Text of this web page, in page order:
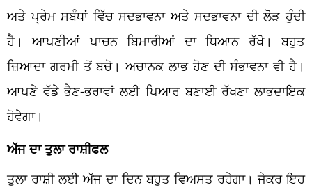
ਅਤੇ ਪ੍ਰੇਮ ਸਬੰਧਾਂ ਵਿੱਚ ਸਦਭਾਵਨਾ ਅਤੇ ਸਦਭਾਵਨਾ ਦੀ ਲੋੜ ਹੁੰਦੀ
ਹੈ। ਆਪਣੀਆਂ ਪਾਚਨ ਬਿਮਾਰੀਆਂ ਦਾ ਧਿਆਨ ਰੱਖੋ। ਬਹੁਤ
ਜ਼ਿਆਦਾ ਗਰਮੀ ਤੋਂ ਬਚੋ। ਅਚਾਨਕ ਲਾਭ ਹੋਣ ਦੀ ਸੰਭਾਵਨਾ ਵੀ ਹੈ।
ਆਪਣੇ ਵੱਡੇ ਭੈਣ-ਭਰਾਵਾਂ ਲਈ ਪਿਆਰ ਬਣਾਈ ਰੱਖਣਾ ਲਾਭਦਾਇਕ
ਹੋਵੇਗਾ।
ਅੱਜ ਦਾ ਤੁਲਾ ਰਾਸ਼ੀਫਲ
ਤੁਲਾ ਰਾਸ਼ੀ ਲਈ ਅੱਜ ਦਾ ਦਿਨ ਬਹੁਤ ਵਿਅਸਤ ਰਹੇਗਾ। ਜੇਕਰ ਇਹ